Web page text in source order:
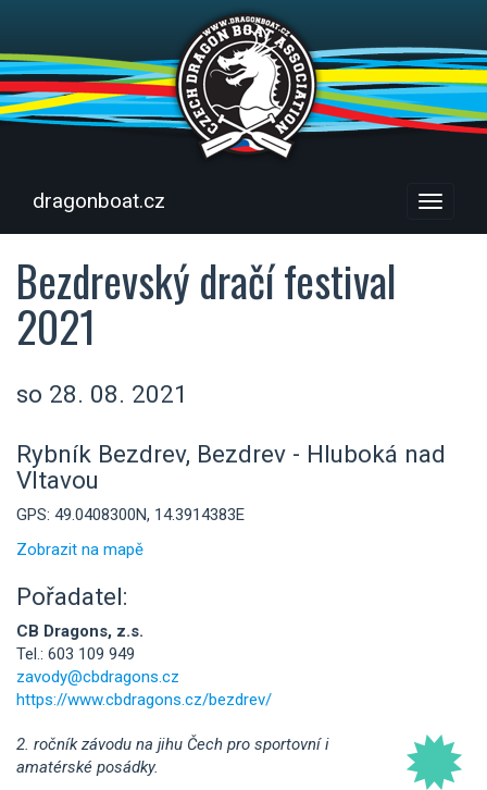
Menu
dragonboat.cz
Bezdrevský dračí festival
2021
so 28. 08. 2021
Rybník Bezdrev, Bezdrev - Hluboká nad
Vltavou
GPS: 49.0408300N, 14.3914383E
Zobrazit na mapě
Pořadatel:
CB Dragons, z.s.
Tel.: 603 109 949
zavody@cbdragons.cz
https://www.cbdragons.cz/bezdrev/
2. ročník závodu na jihu Čech pro sportovní i
amatérské posádky.